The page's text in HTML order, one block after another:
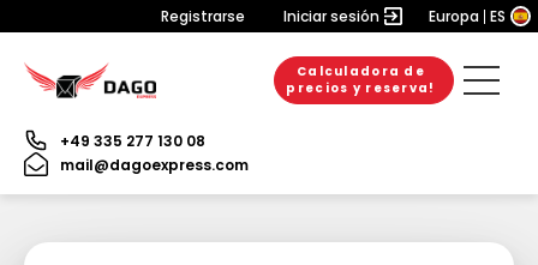
Registrarse Iniciar sesión Europa ES
Calculadora de
precios y reserva!
+49 335 277 130 08
mail@dagoexpress.com